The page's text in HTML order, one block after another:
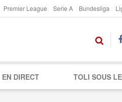
Premier League Serie A Bundesliga
EN DIRECT TOLI SOUS